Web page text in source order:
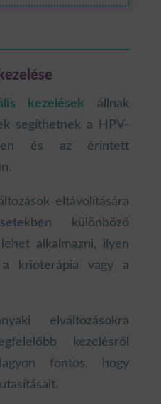
kezelések állnak
segíthetnek a HPV-
és az érintett
eltávolítására
különböző
alkalmazni, ilyen
krioterápia vagy a
elváltozásokra
kezelésről
fontos, hogy